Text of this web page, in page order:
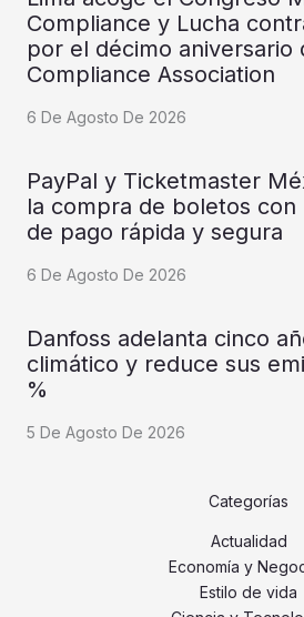
Compliance y Lucha
por el décimo aniversario
Compliance Association
6 De Agosto De 2026
PayPal y Ticketmaster
la compra de boletos con
de pago rápida y segura
6 De Agosto De 2026
Danfoss adelanta cinco
climático y reduce sus
%
5 De Agosto De 2026
Categorías
Actualidad
Economía y
Estilo de vida